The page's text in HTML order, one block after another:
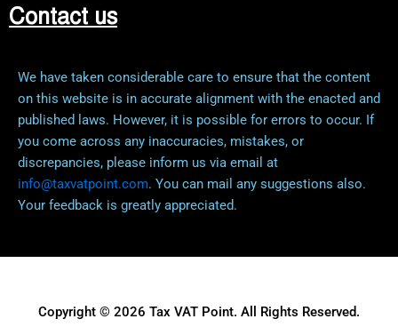
Contact us
We have taken considerable care to ensure that the content
on this website is in accurate alignment with the enacted and
published laws. However, it is possible for errors to occur. If
you come across any inaccuracies, mistakes, or
discrepancies, please inform us via email at
info@taxvatpoint.com. You can mail any suggestions also.
Your feedback is greatly appreciated.
Copyright © 2026 Tax VAT Point. All Rights Reserved.